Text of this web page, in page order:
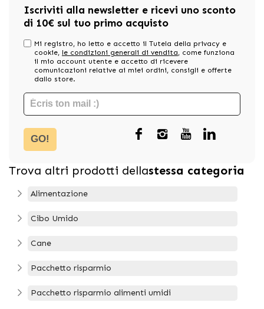
Iscriviti alla newsletter e ricevi uno sconto
di 10€ sul tuo primo acquisto
Mi registro, ho letto e accetto il Tutela della privacy e
cookie, le condizioni generali di vendita, come funziona
il mio account utente e accetto di ricevere
comunicazioni relative ai miei ordini, consigli e offerte
dallo store.
GO!
Trova altri prodotti dellastessa categoria
Alimentazione
Cibo Umido
Cane
Pacchetto risparmio
Pacchetto risparmio alimenti umidi